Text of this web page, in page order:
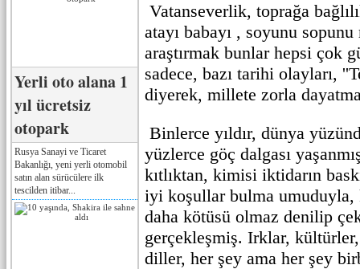
Yerli oto alana 1
yıl ücretsiz
otopark
Rusya Sanayi ve Ticaret
Bakanlığı, yeni yerli otomobil
satın alan sürücülere ilk
tescilden itibar...
Vatanseverlik, toprağa
atayı babayı , soyunu
araştırmak bunlar hepsi çok
sadece, bazı tarihi olayları,
diyerek, millete zorla
Binlerce yıldır, dünya
yüzlerce göç dalgası
kıtlıktan, kimisi iktidarın
iyi koşullar bulma
daha kötüsü olmaz denilip
gerçekleşmiş. Irklar,
diller, her şey ama her şey